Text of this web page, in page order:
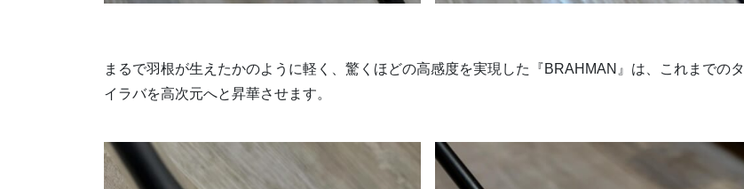
まるで羽根が生えたかのように軽く、驚くほどの高感度を実現した『BRAHMAN』は、これまでのタ
イラバを高次元へと昇華させます。